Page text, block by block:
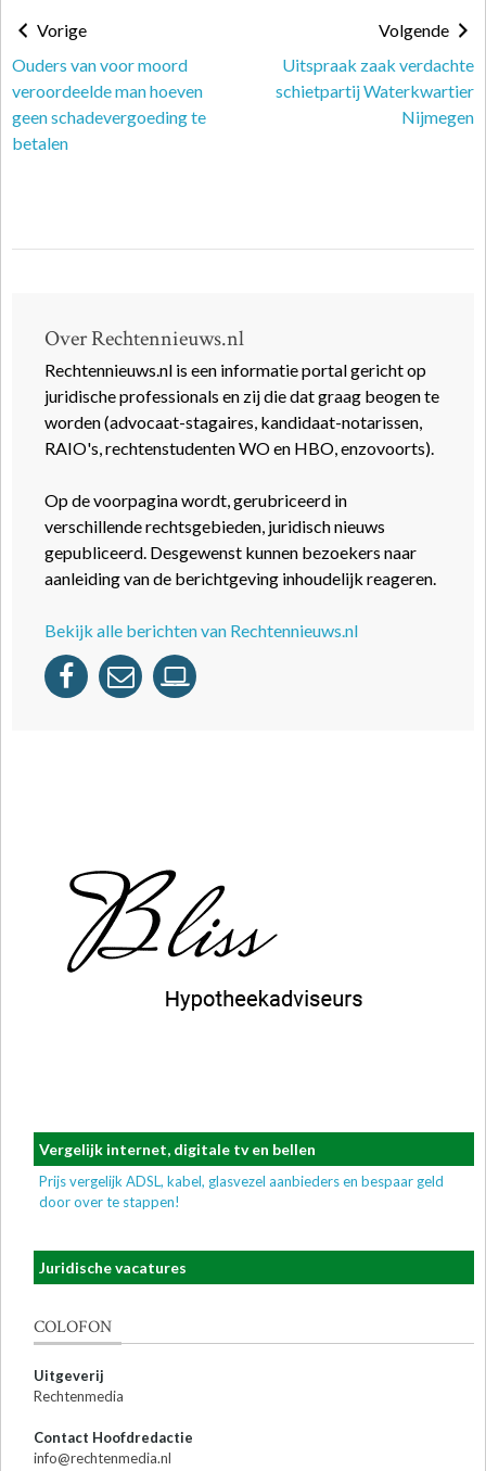
Vorige
Ouders van voor moord
veroordeelde man hoeven
geen schadevergoeding te
betalen
Volgende
Uitspraak zaak verdachte
schietpartij Waterkwartier
Nijmegen
Over Rechtennieuws.nl
Rechtennieuws.nl is een informatie portal gericht op
juridische professionals en zij die dat graag beogen te
worden (advocaat-stagaires, kandidaat-notarissen,
RAIO's, rechtenstudenten WO en HBO, enzovoorts).
Op de voorpagina wordt, gerubriceerd in
verschillende rechtsgebieden, juridisch nieuws
gepubliceerd. Desgewenst kunnen bezoekers naar
aanleiding van de berichtgeving inhoudelijk reageren.
Bekijk alle berichten van Rechtennieuws.nl
Vergelijk internet, digitale tv en bellen
Prijs vergelijk ADSL, kabel, glasvezel aanbieders en bespaar geld
door over te stappen!
Juridische vacatures
COLOFON
Uitgeverij
Rechtenmedia
Contact Hoofdredactie
info@rechtenmedia.nl